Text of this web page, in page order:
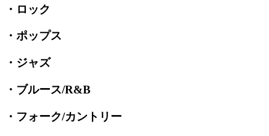
・ロック
・ポップス
・ジャズ
・ブルース/R&B
・フォーク/カントリー